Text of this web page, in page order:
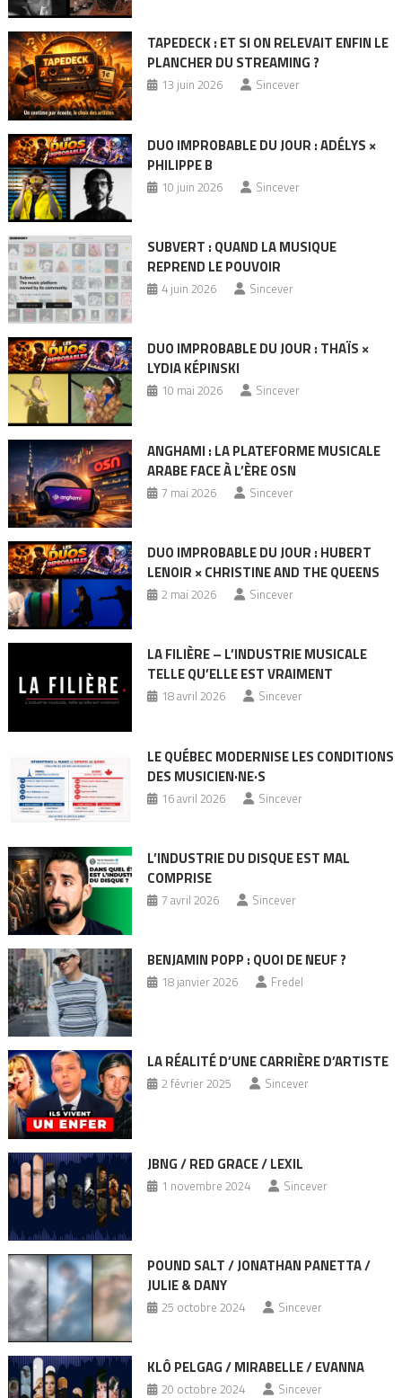
TAPEDECK : ET SI ON RELEVAIT ENFIN LE
PLANCHER DU STREAMING ?
13 juin 2026 Sincever
DUO IMPROBABLE DU JOUR : ADÉLYS ×
PHILIPPE B
10 juin 2026 Sincever
SUBVERT : QUAND LA MUSIQUE
REPREND LE POUVOIR
4 juin 2026 Sincever
DUO IMPROBABLE DU JOUR : THAÏS ×
LYDIA KÉPINSKI
10 mai 2026 Sincever
ANGHAMI : LA PLATEFORME MUSICALE
ARABE FACE À L’ÈRE OSN
7 mai 2026 Sincever
DUO IMPROBABLE DU JOUR : HUBERT
LENOIR × CHRISTINE AND THE QUEENS
2 mai 2026 Sincever
LA FILIÈRE – L’INDUSTRIE MUSICALE
TELLE QU’ELLE EST VRAIMENT
18 avril 2026 Sincever
LE QUÉBEC MODERNISE LES CONDITIONS
DES MUSICIEN·NE·S
16 avril 2026 Sincever
L’INDUSTRIE DU DISQUE EST MAL
COMPRISE
7 avril 2026 Sincever
BENJAMIN POPP : QUOI DE NEUF ?
18 janvier 2026 Fredel
LA RÉALITÉ D’UNE CARRIÈRE D’ARTISTE
2 février 2025 Sincever
JBNG / RED GRACE / LEXIL
1 novembre 2024 Sincever
POUND SALT / JONATHAN PANETTA /
JULIE & DANY
25 octobre 2024 Sincever
KLÔ PELGAG / MIRABELLE / EVANNA
20 octobre 2024 Sincever